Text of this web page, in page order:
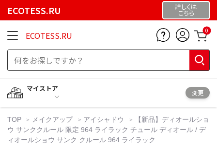
ECOTESS.RU 詳しくは
こちら
ECOTESS.RU 0
マイストア
変更
TOP メイクアップ アイシャドウ
【新品】ディオールショ
ウ サンククルール 限定 964 ライラック チュール ディオール / デ
ィオールショウ サンク クルール 964 ライラック